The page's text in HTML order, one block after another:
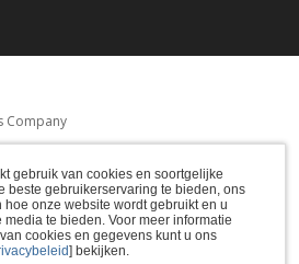
Company
vary in how
you see
actual color.
gebruik van cookies en soortgelijke
beste gebruikerservaring te bieden, ons
onze website wordt gebruikt en u
te bieden. Voor meer informatie
cookies en gegevens kunt u ons
] bekijken.